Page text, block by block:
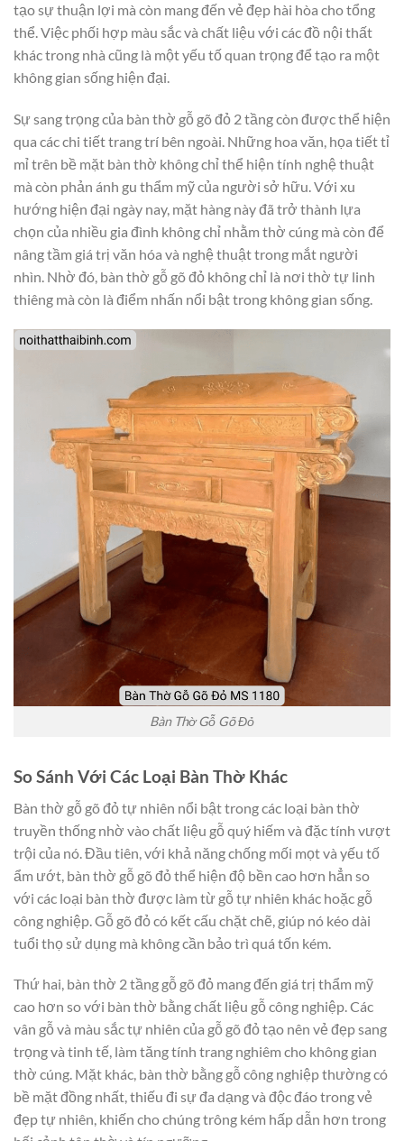
tạo sự thuận lợi mà còn mang đến vẻ đẹp hài hòa cho tổng
thể. Việc phối hợp màu sắc và chất liệu với các đồ nội thất
khác trong nhà cũng là một yếu tố quan trọng để tạo ra một
không gian sống hiện đại.
Sự sang trọng của bàn thờ gỗ gõ đỏ 2 tầng còn được thể hiện
qua các chi tiết trang trí bên ngoài. Những hoa văn, họa tiết tỉ
mỉ trên bề mặt bàn thờ không chỉ thể hiện tính nghệ thuật
mà còn phản ánh gu thẩm mỹ của người sở hữu. Với xu
hướng hiện đại ngày nay, mặt hàng này đã trở thành lựa
chọn của nhiều gia đình không chỉ nhằm thờ cúng mà còn để
nâng tầm giá trị văn hóa và nghệ thuật trong mắt người
nhìn. Nhờ đó, bàn thờ gỗ gõ đỏ không chỉ là nơi thờ tự linh
thiêng mà còn là điểm nhấn nổi bật trong không gian sống.
Bàn Thờ Gỗ Gõ Đỏ
So Sánh Với Các Loại Bàn Thờ Khác
Bàn thờ gỗ gõ đỏ tự nhiên nổi bật trong các loại bàn thờ
truyền thống nhờ vào chất liệu gỗ quý hiếm và đặc tính vượt
trội của nó. Đầu tiên, với khả năng chống mối mọt và yếu tố
ẩm ướt, bàn thờ gỗ gõ đỏ thể hiện độ bền cao hơn hẳn so
với các loại bàn thờ được làm từ gỗ tự nhiên khác hoặc gỗ
công nghiệp. Gỗ gõ đỏ có kết cấu chặt chẽ, giúp nó kéo dài
tuổi thọ sử dụng mà không cần bảo trì quá tốn kém.
Thứ hai, bàn thờ 2 tầng gỗ gõ đỏ mang đến giá trị thẩm mỹ
cao hơn so với bàn thờ bằng chất liệu gỗ công nghiệp. Các
vân gỗ và màu sắc tự nhiên của gỗ gõ đỏ tạo nên vẻ đẹp sang
trọng và tinh tế, làm tăng tính trang nghiêm cho không gian
thờ cúng. Mặt khác, bàn thờ bằng gỗ công nghiệp thường có
bề mặt đồng nhất, thiếu đi sự đa dạng và độc đáo trong vẻ
đẹp tự nhiên, khiến cho chúng trông kém hấp dẫn hơn trong